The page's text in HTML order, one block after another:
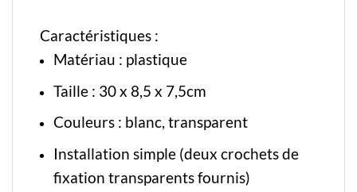
Caractéristiques :
Matériau : plastique
Taille : 30 x 8,5 x 7,5cm
Couleurs : blanc, transparent
Installation simple (deux crochets de
fixation transparents fournis)